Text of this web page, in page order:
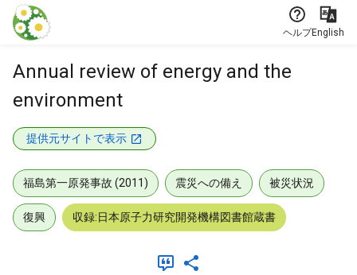
本文に飛ぶ
ヘルプEnglish
Annual review of energy and the
environment
提供元サイトで表示
福島第一原発事故 (2011) 震災への備え 被災状況
復興 収録:日本原子力研究開発機構図書館蔵書